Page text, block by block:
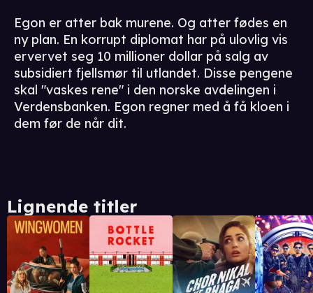
Egon er atter bak murene. Og atter fødes en
ny plan. En korrupt diplomat har på ulovlig vis
ervervet seg 10 millioner dollar på salg av
subsidiert fjellsmør til utlandet. Disse pengene
skal "vaskes rene" i den norske avdelingen i
Verdensbanken. Egon regner med å få kloen i
dem før de når dit.
Lignende titler